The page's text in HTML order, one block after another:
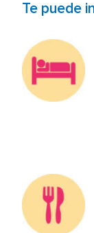
Te puede